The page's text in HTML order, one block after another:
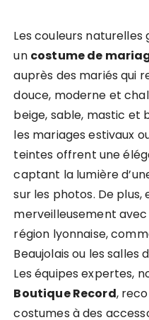
Les couleurs
un costume de
auprès des mariés qui
douce, moderne et
beige, sable, mastic et
les mariages estivaux
teintes offrent une
captant la lumière
sur les photos. De plus,
merveilleusement
région lyonnaise,
Beaujolais ou les
Les équipes expertes,
Boutique Record,
costumes à des